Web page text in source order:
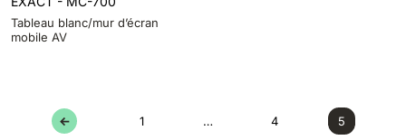
Tableau blanc/mur d’écran
mobile AV
← 1 … 4 5